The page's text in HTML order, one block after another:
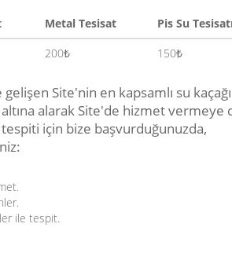
Metal Tesisat
Pis Su
200₺ 150₺
Site'nin en kapsamlı su
alarak Site'de hizmet vermeye
için bize başvurduğunuzda,
ile tespit.